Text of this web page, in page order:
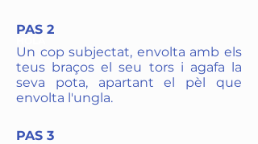
PAS 2
Un cop subjectat, envolta amb els
teus braços el seu tors i agafa la
seva pota, apartant el pèl que
envolta l'ungla.
PAS 3